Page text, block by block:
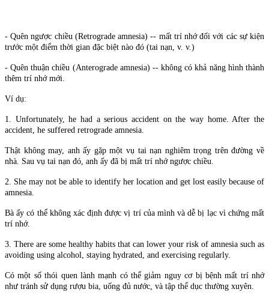
- Quên ngược chiều (Retrograde amnesia) -- mất trí nhớ đối với các sự kiện
trước một điểm thời gian đặc biệt nào đó (tai nạn, v. v.)
- Quên thuận chiều (Anterograde amnesia) -- không có khả năng hình thành
thêm trí nhớ mới.
Ví dụ:
1. Unfortunately, he had a serious accident on the way home. After the
accident, he suffered retrograde amnesia.
Thật không may, anh ấy gặp một vụ tai nạn nghiêm trọng trên đường về
nhà. Sau vụ tai nạn đó, anh ấy đã bị mất trí nhớ ngược chiều.
2. She may not be able to identify her location and get lost easily because of
amnesia.
Bà ấy có thể không xác định được vị trí của mình và dễ bị lạc vì chứng mất
trí nhớ.
3. There are some healthy habits that can lower your risk of amnesia such as
avoiding using alcohol, staying hydrated, and exercising regularly.
Có một số thói quen lành mạnh có thể giảm nguy cơ bị bệnh mất trí nhớ
như tránh sử dụng rượu bia, uống đủ nước, và tập thể dục thường xuyên.